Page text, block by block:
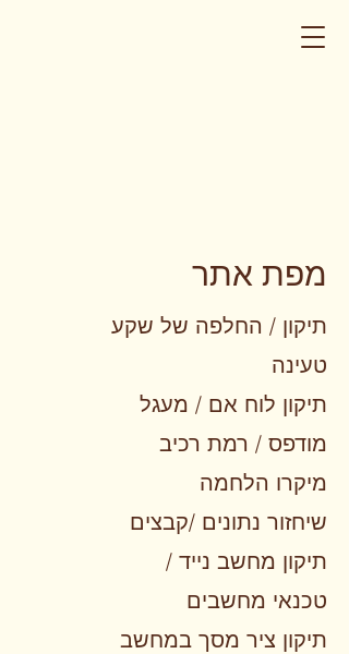
מפת אתר
תיקון / החלפה של שקע
טעינה
תיקון לוח אם / מעגל
מודפס / רמת רכיב
מיקרו הלחמה
שיחזור נתונים /קבצים
תיקון מחשב נייד /
טכנאי מחשבים
תיקון ציר מסך במחשב